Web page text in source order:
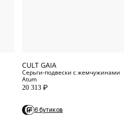
CULT GAIA
Серьги-подвески с жемчужинами
Atum
20 313 P
6 бутиков